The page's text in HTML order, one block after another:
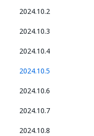
2024.10.2
2024.10.3
2024.10.4
2024.10.5
2024.10.6
2024.10.7
2024.10.8